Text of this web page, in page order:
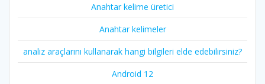
Anahtar kelime üretici
Anahtar kelimeler
analiz araçlarını kullanarak hangi bilgileri elde edebilirsiniz?
Android 12